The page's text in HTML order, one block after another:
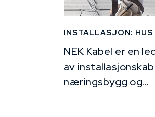
INSTALLASJON: HUS
NEK Kabel er en
av
næringsbygg og...